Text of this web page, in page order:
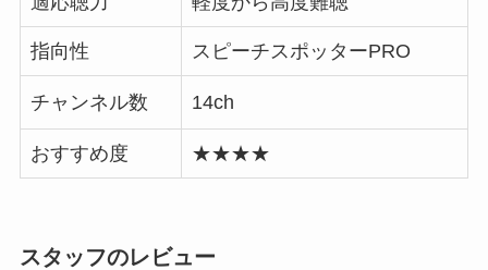
指向性 スピーチスポッターPRO
チャンネル数 14ch
おすすめ度 ★★★★
スタッフのレビュー